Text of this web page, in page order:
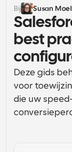
Oplossingen
Op teamgrootte
Voor
Voor Teams
Voor
Grotere
Enterprise
Ontwikkelaar
Hulpbronnen
Cal.ai
Bij Susan
best
Deze gids
voor
die uw